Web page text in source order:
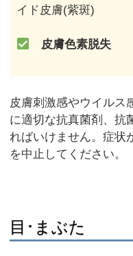
イド皮膚(紫斑)
皮膚色素脱失
皮膚刺激感やウイルス
に適切な抗真菌剤、抗
ればいけません。症状
を中止してください。
目･まぶた